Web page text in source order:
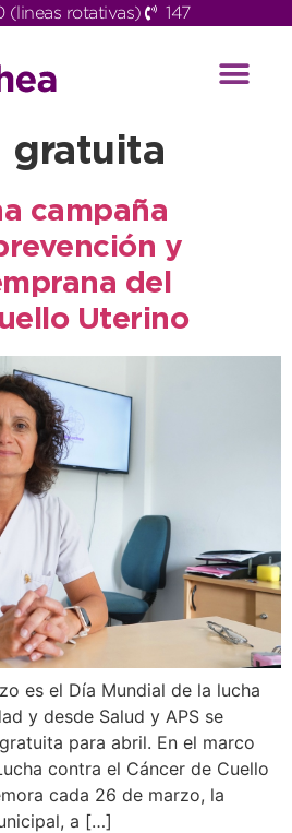
(lineas rotativas) 147
gratuita
campaña
y
del
Uterino
es el Día Mundial de la lucha
y desde Salud y APS se
para abril. En el marco
contra el Cáncer de Cuello
cada 26 de marzo, la
a […]